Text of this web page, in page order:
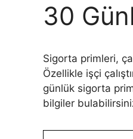
30
Sigorta primleri,
Özellikle işçi
günlük sigorta
bilgiler